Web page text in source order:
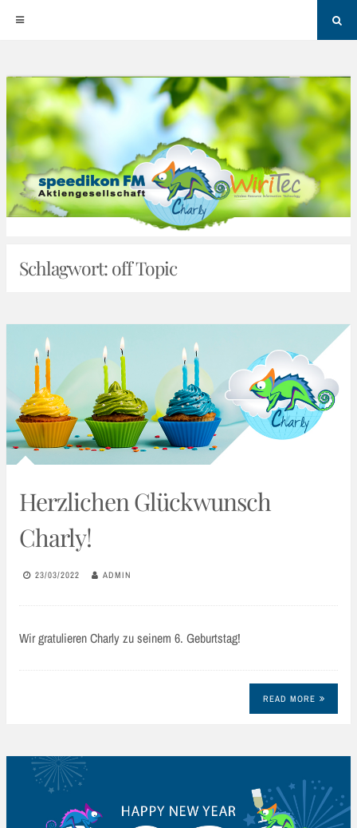
content
Schlagwort:off Topic
Herzlichen Glückwunsch
Charly!
23/03/2022 ADMIN
Wir gratulieren Charly zu seinem 6. Geburtstag!
READ MORE